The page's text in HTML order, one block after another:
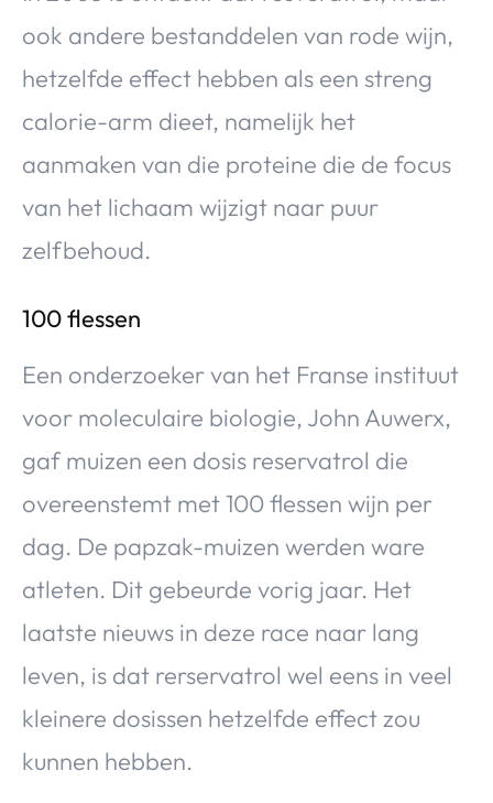
ook andere bestanddelen van rode wijn,
hetzelfde effect hebben als een streng
calorie-arm dieet, namelijk het
aanmaken van die proteine die de focus
van het lichaam wijzigt naar puur
zelfbehoud.
100 flessen
Een onderzoeker van het Franse instituut
voor moleculaire biologie, John Auwerx,
gaf muizen een dosis reservatrol die
overeenstemt met 100 flessen wijn per
dag. De papzak-muizen werden ware
atleten. Dit gebeurde vorig jaar. Het
laatste nieuws in deze race naar lang
leven, is dat rerservatrol wel eens in veel
kleinere dosissen hetzelfde effect zou
kunnen hebben.